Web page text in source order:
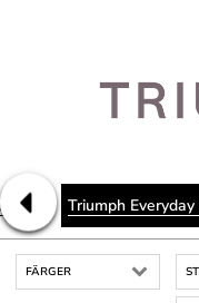
Triumph
FÄRGER